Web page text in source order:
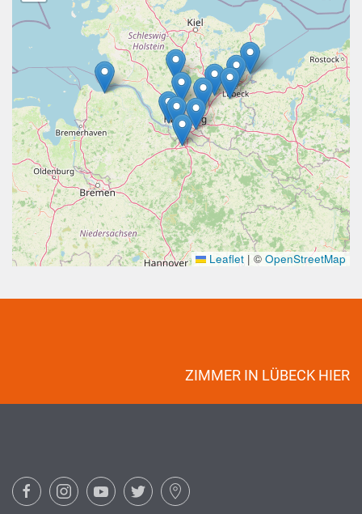
Leaflet | © OpenStreetMap
ZIMMER IN LÜBECK HIER